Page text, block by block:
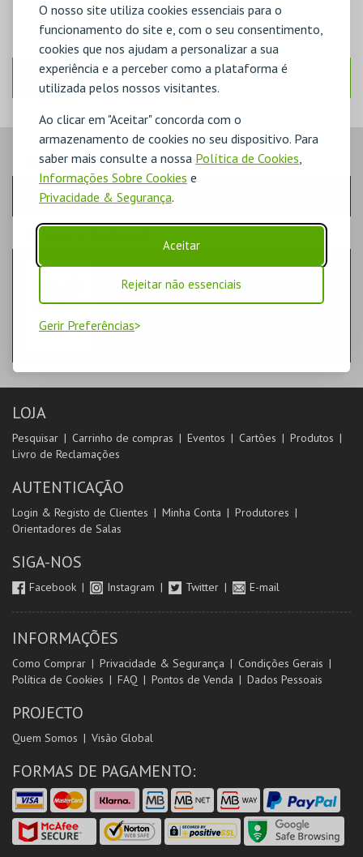
O nosso site utiliza cookies essenciais para o
funcionamento do site e, com o seu consentimento,
cookies que nos ajudam a personalizar a sua
experiência e a perceber como a plataforma é
utilizada pelos nossos visitantes.
Ao clicar em "Aceitar" concorda com o
armazenamento de cookies no seu dispositivo. Para
saber mais consulte a nossa Política de Cookies
Informações Sobre Cookies e
Privacidade & Segurança.
Aceitar
Rejeitar não essenciais
Gerir Preferências
ADICIONAR
ANTERIOR SEGUINTE
PASSO- QUANTIDADE
Escolha a quantidade e os produtos desejados
PASSO
MENU TEMÁTICO MARVEL
DIVERSOS
LOJA
Pesquisar Carrinho de compras Eventos Cartões
Produtos
Livro de Reclamações
AUTENTICAÇÃO
Login & Registo de Clientes Minha Conta
Produtores
Orientadores de Salas
SIGA-NOS
Facebook Instagram Twitter E-mail
INFORMAÇÕES
Como Comprar Privacidade & Segurança
Condições Gerais
Política de Cookies
FAQ Pontos de Venda Dados Pessoais
PROJECTO
Quem Somos Visão Global
FORMAS DE PAGAMENTO: